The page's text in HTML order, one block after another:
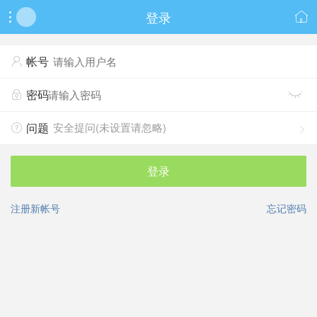
 登录 
 帐号
 密码 
 问题 
安全提问(未设置请忽略)
登录
忘记密码
注册新帐号